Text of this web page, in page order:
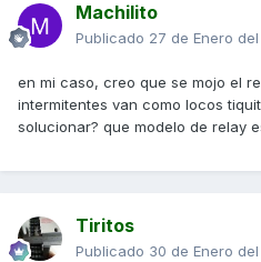
Machilito
Publicado 27 de Enero
en mi caso, creo que se mojo el
intermitentes van como locos
solucionar? que modelo de relay
Tiritos
Publicado 30 de Enero